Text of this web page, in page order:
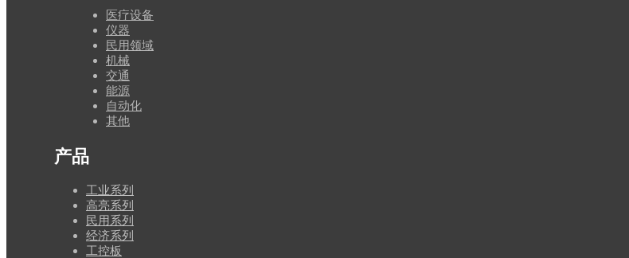
医疗设备
仪器
民用领域
机械
交通
能源
自动化
其他
产品
工业系列
高亮系列
民用系列
经济系列
工控板